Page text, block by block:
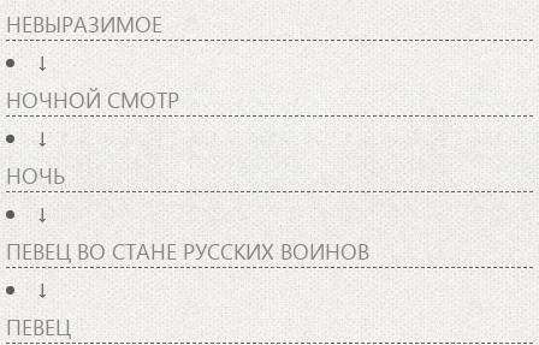
НЕВЫРАЗИМОЕ
↓
НОЧНОЙ СМОТР
↓
НОЧЬ
↓
ПЕВЕЦ ВО СТАНЕ РУССКИХ ВОИНОВ
↓
ПЕВЕЦ